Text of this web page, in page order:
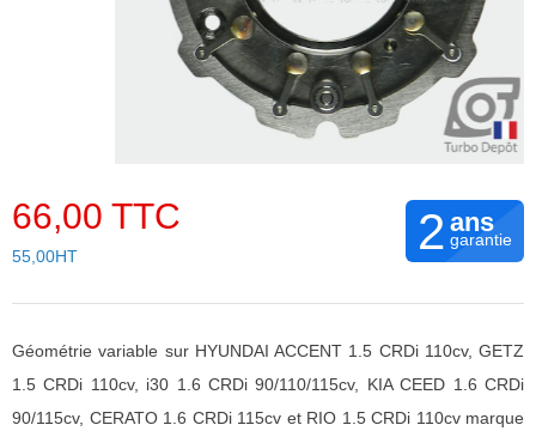
66,00 TTC
55,00HT 2 ans
garantie
Géométrie variable sur HYUNDAI ACCENT 1.5 CRDi 110cv, GETZ
1.5 CRDi 110cv, i30 1.6 CRDi 90/110/115cv, KIA CEED 1.6 CRDi
90/115cv, CERATO 1.6 CRDi 115cv et RIO 1.5 CRDi 110cv marque